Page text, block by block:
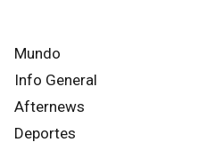
Mundo
Info General
Afternews
Deportes